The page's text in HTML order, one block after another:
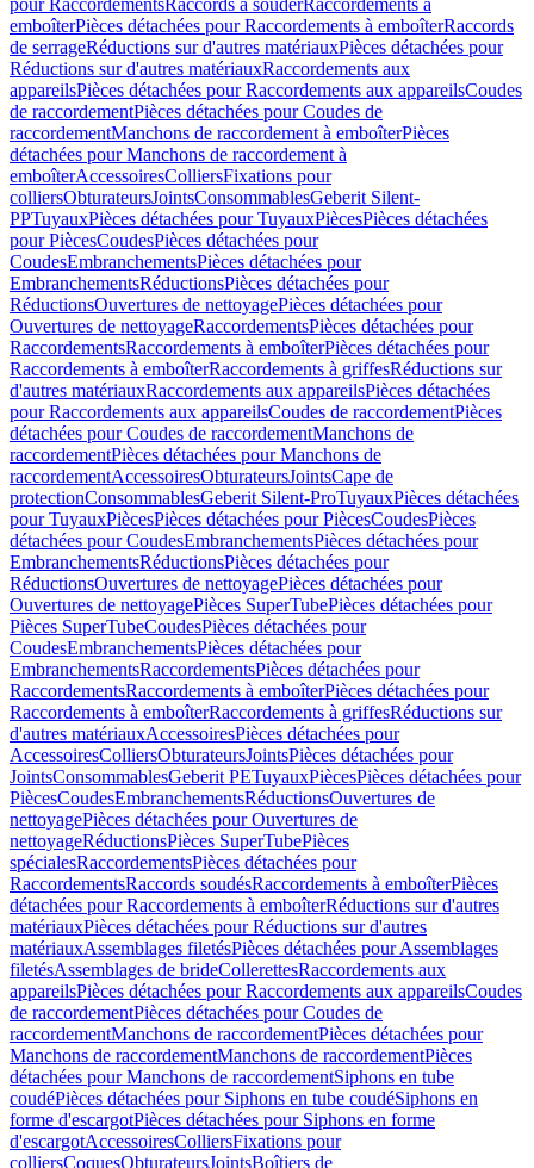
pour RaccordementsRaccords à souderRaccordements à
emboîterPièces détachées pour Raccordements à emboîterRaccords
de serrageRéductions sur d'autres matériauxPièces détachées pour
Réductions sur d'autres matériauxRaccordements aux
appareilsPièces détachées pour Raccordements aux appareilsCoudes
de raccordementPièces détachées pour Coudes de
raccordementManchons de raccordement à emboîterPièces
détachées pour Manchons de raccordement à
emboîterAccessoiresColliersFixations pour
colliersObturateursJointsConsommablesGeberit Silent-
PPTuyauxPièces détachées pour TuyauxPiècesPièces détachées
pour PiècesCoudesPièces détachées pour
CoudesEmbranchementsPièces détachées pour
EmbranchementsRéductionsPièces détachées pour
RéductionsOuvertures de nettoyagePièces détachées pour
Ouvertures de nettoyageRaccordementsPièces détachées pour
RaccordementsRaccordements à emboîterPièces détachées pour
Raccordements à emboîterRaccordements à griffesRéductions sur
d'autres matériauxRaccordements aux appareilsPièces détachées
pour Raccordements aux appareilsCoudes de raccordementPièces
détachées pour Coudes de raccordementManchons de
raccordementPièces détachées pour Manchons de
raccordementAccessoiresObturateursJointsCape de
protectionConsommablesGeberit Silent-ProTuyauxPièces détachées
pour TuyauxPiècesPièces détachées pour PiècesCoudesPièces
détachées pour CoudesEmbranchementsPièces détachées pour
EmbranchementsRéductionsPièces détachées pour
RéductionsOuvertures de nettoyagePièces détachées pour
Ouvertures de nettoyagePièces SuperTubePièces détachées pour
Pièces SuperTubeCoudesPièces détachées pour
CoudesEmbranchementsPièces détachées pour
EmbranchementsRaccordementsPièces détachées pour
RaccordementsRaccordements à emboîterPièces détachées pour
Raccordements à emboîterRaccordements à griffesRéductions sur
d'autres matériauxAccessoiresPièces détachées pour
AccessoiresColliersObturateursJointsPièces détachées pour
JointsConsommablesGeberit PETuyauxPiècesPièces détachées pour
PiècesCoudesEmbranchementsRéductionsOuvertures de
nettoyagePièces détachées pour Ouvertures de
nettoyageRéductionsPièces SuperTubePièces
spécialesRaccordementsPièces détachées pour
RaccordementsRaccords soudésRaccordements à emboîterPièces
détachées pour Raccordements à emboîterRéductions sur d'autres
matériauxPièces détachées pour Réductions sur d'autres
matériauxAssemblages filetésPièces détachées pour Assemblages
filetésAssemblages de brideCollerettesRaccordements aux
appareilsPièces détachées pour Raccordements aux appareilsCoudes
de raccordementPièces détachées pour Coudes de
raccordementManchons de raccordementPièces détachées pour
Manchons de raccordementManchons de raccordementPièces
détachées pour Manchons de raccordementSiphons en tube
coudéPièces détachées pour Siphons en tube coudéSiphons en
forme d'escargotPièces détachées pour Siphons en forme
d'escargotAccessoiresColliersFixations pour
colliersCoquesObturateursJointsBoîtiers de